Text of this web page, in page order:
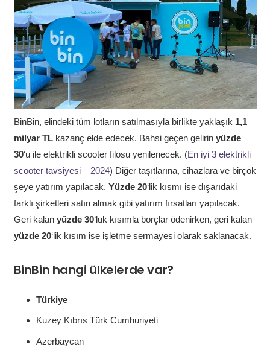
BinBin, elindeki tüm lotların satılmasıyla birlikte yaklaşık 1,1
milyar TLkazanç elde edecek. Bahsi geçen gelirin yüzde
30‘u ile elektrikli scooter filosu yenilenecek. (En iyi 3 elektrikli
scooter tavsiyesi – 2024) Diğer taşıtlarına, cihazlara ve birçok
şeye yatırım yapılacak. Yüzde 20‘lik kısmı ise dışarıdaki
farklı şirketleri satın almak gibi yatırım fırsatları yapılacak.
Geri kalan yüzde 30‘luk kısımla borçlar ödenirken, geri kalan
yüzde 20‘lik kısım ise işletme sermayesi olarak saklanacak.
BinBin hangi ülkelerde var?
Türkiye
Kuzey Kıbrıs Türk Cumhuriyeti
Azerbaycan